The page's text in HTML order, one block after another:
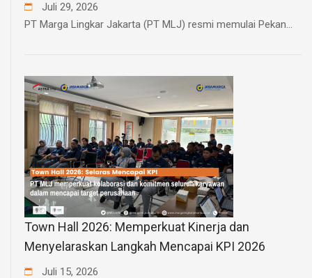
Juli 29, 2026
PT Marga Lingkar Jakarta (PT MLJ) resmi memulai Pekan...
Town Hall 2026: Memperkuat Kinerja dan
Menyelaraskan Langkah Mencapai KPI 2026
Juli 15, 2026